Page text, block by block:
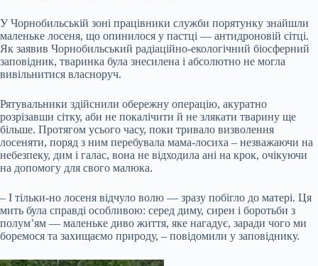
У Чорнобильській зоні працівники служби порятунку знайшли
маленьке лосеня, що опинилося у пастці — антидроновій сітці.
Як заявив Чорнобильський радіаційно-екологічний біосферний
заповідник, тваринка була знесилена і абсолютно не могла
вивільнитися власноруч.
Рятувальники здійснили обережну операцію, акуратно
розрізавши сітку, аби не покалічити й не злякати тварину ще
більше. Протягом усього часу, поки тривало визволення
лосеняти, поряд з ним перебувала мама-лосиха – незважаючи на
небезпеку, дим і галас, вона не відходила ані на крок, очікуючи
на допомогу для свого малюка.
– І тільки-но лосеня відчуло волю — зразу побігло до матері. Ця
мить була справді особливою: серед диму, сирен і боротьби з
полум’ям — маленьке диво життя, яке нагадує, заради чого ми
боремося та захищаємо природу, – повідомили у заповіднику.